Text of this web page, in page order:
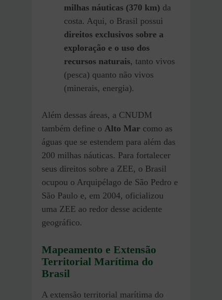
milhas náuticas (370 km) da
costa. Aqui, o Brasil possui
direitos exclusivos sobre a
exploração e o uso dos
recursos naturais, tanto vivos
(pesca) quanto não vivos
(minerais, energia).
Além dessas áreas, a CNUDM
também define o Alto Mar como as
águas que se estendem para além das
200 milhas náuticas. Para fortalecer
seus direitos sobre a ZEE, o Brasil
ocupou o Arquipélago de São Pedro e
São Paulo e, em 2004, oficializou
uma ZEE ao redor desse acidente
geográfico.
Mapeamento e Extensão
Territorial Marítima do
Brasil
A extensão territorial marítima do